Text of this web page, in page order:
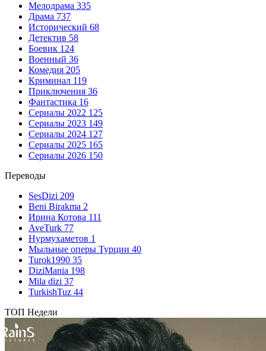
Мелодрама 335
Драма 737
Исторический 68
Детектив 58
Боевик 124
Военный 36
Комедия 205
Криминал 119
Приключения 36
Фантастика 16
Сериалы 2022 125
Сериалы 2023 149
Сериалы 2024 127
Сериалы 2025 165
Сериалы 2026 150
Переводы
SesDizi 209
Beni Birakma 2
Ирина Котова 111
AveTurk 77
Нурмухаметов 1
Мыльные оперы Турции 40
Turok1990 35
DiziMania 198
Mila dizi 37
TurkishTuz 44
ТОП Недели